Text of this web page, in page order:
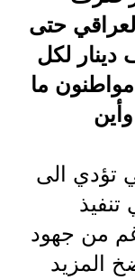
حتى
اليوم الى 154 الف دينار لكل
مواطنون ما
تؤدي الى
تنفيذ
من جهود
المزيد